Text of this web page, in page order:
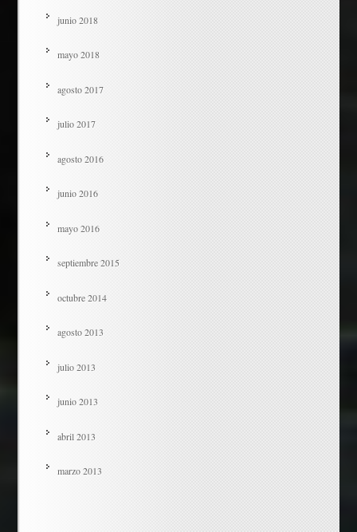
junio 2018
mayo 2018
agosto 2017
julio 2017
agosto 2016
junio 2016
mayo 2016
septiembre 2015
octubre 2014
agosto 2013
julio 2013
junio 2013
abril 2013
marzo 2013